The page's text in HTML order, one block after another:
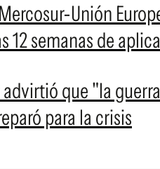
Unión
12 semanas de
advirtió que "la
para la crisis